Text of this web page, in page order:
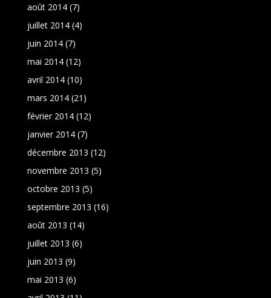
août 2014(7)
juillet 2014(4)
juin 2014(7)
mai 2014(12)
avril 2014(10)
mars 2014(21)
février 2014(12)
janvier 2014(7)
décembre 2013 (12)
novembre 2013 (5)
octobre 2013 (5)
septembre 2013 (16)
août 2013 (14)
juillet 2013 (6)
juin 2013 (9)
mai 2013 (6)